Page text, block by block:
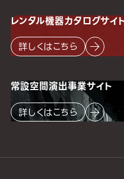
レンタル機器カタログサイ
詳しくはこちら
常設空間演出事業サイト
詳しくはこちら